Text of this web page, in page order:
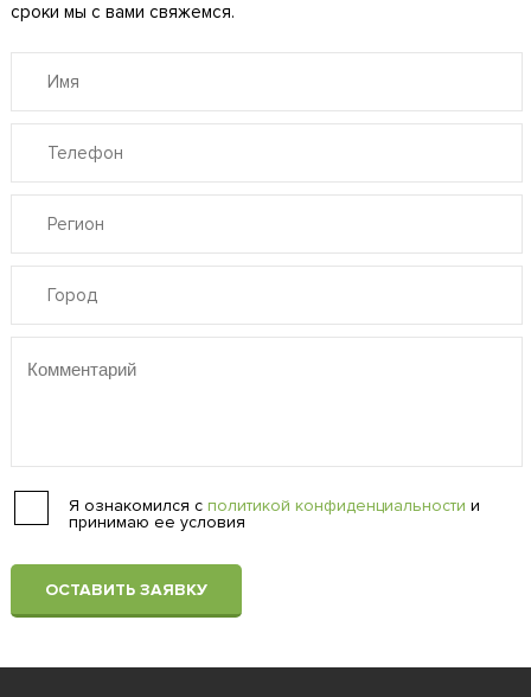
сроки мы с вами свяжемся.
Я ознакомился с политикой конфиденциальности и
принимаю ее условия
ОСТАВИТЬ ЗАЯВКУ